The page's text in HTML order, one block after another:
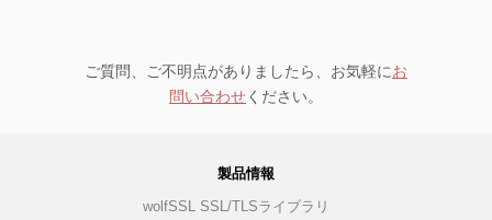
ご質問、ご不明点がありましたら、お気軽にお
問い合わせください。
製品情報
wolfSSL SSL/TLSライブラリ